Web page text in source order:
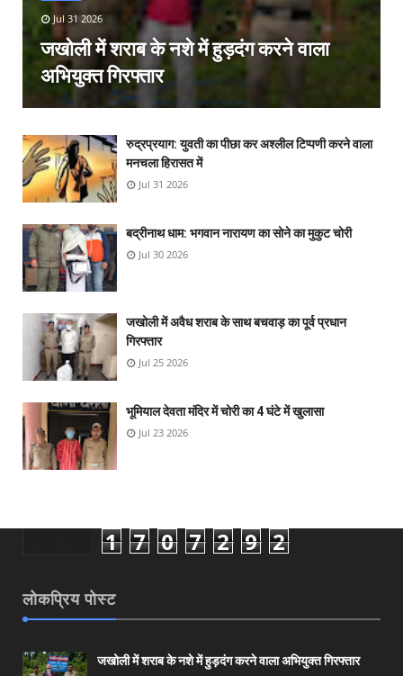
Jul 31 2026
जखोली में शराब के नशे में हुड़दंग करने वाला
अभियुक्त गिरफ्तार
रुद्रप्रयाग: युवती का पीछा कर अश्लील टिप्पणी करने वाला
मनचला हिरासत में
Jul 31 2026
बद्रीनाथ धाम: भगवान नारायण का सोने का मुकुट चोरी
Jul 30 2026
जखोली में अवैध शराब के साथ बचवाड़ का पूर्व प्रधान
गिरफ्तार
Jul 25 2026
भूमियाल देवता मंदिर में चोरी का 4 घंटे में खुलासा
Jul 23 2026
1 7 0 7 2 9 2
लोकप्रिय पोस्ट
जखोली में शराब के नशे में हुड़दंग करने वाला अभियुक्त गिरफ्तार